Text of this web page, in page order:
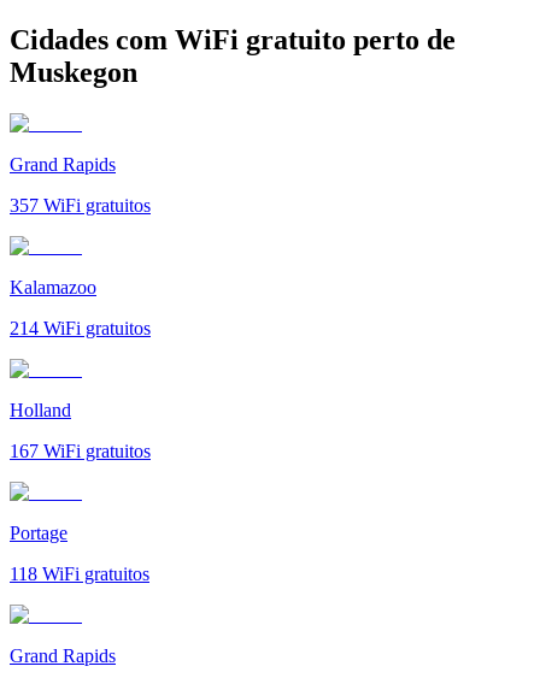
Cidades com WiFi gratuito perto de
Muskegon
Grand Rapids
357 WiFi gratuitos
Kalamazoo
214 WiFi gratuitos
Holland
167 WiFi gratuitos
Portage
118 WiFi gratuitos
Grand Rapids